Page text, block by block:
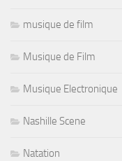
musique de film
Musique de Film
Musique Electronique
Nashille Scene
Natation